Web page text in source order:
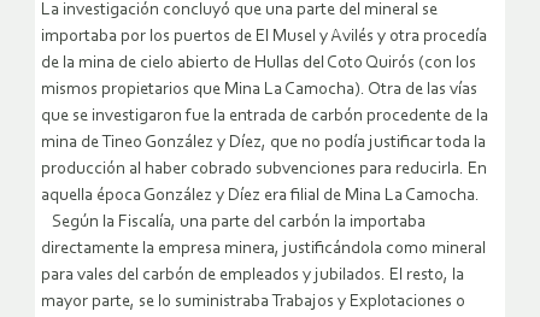
La investigación concluyó que una parte del mineral se
importaba por los puertos de El Musel y Avilés y otra procedía
de la mina de cielo abierto de Hullas del Coto Quirós (con los
mismos propietarios que Mina La Camocha). Otra de las vías
que se investigaron fue la entrada de carbón procedente de la
mina de Tineo González y Díez, que no podía justificar toda la
producción al haber cobrado subvenciones para reducirla. En
aquella época González y Díez era filial de Mina La Camocha.
Según la Fiscalía, una parte del carbón la importaba
directamente la empresa minera, justificándola como mineral
para vales del carbón de empleados y jubilados. El resto, la
mayor parte, se lo suministraba Trabajos y Explotaciones o